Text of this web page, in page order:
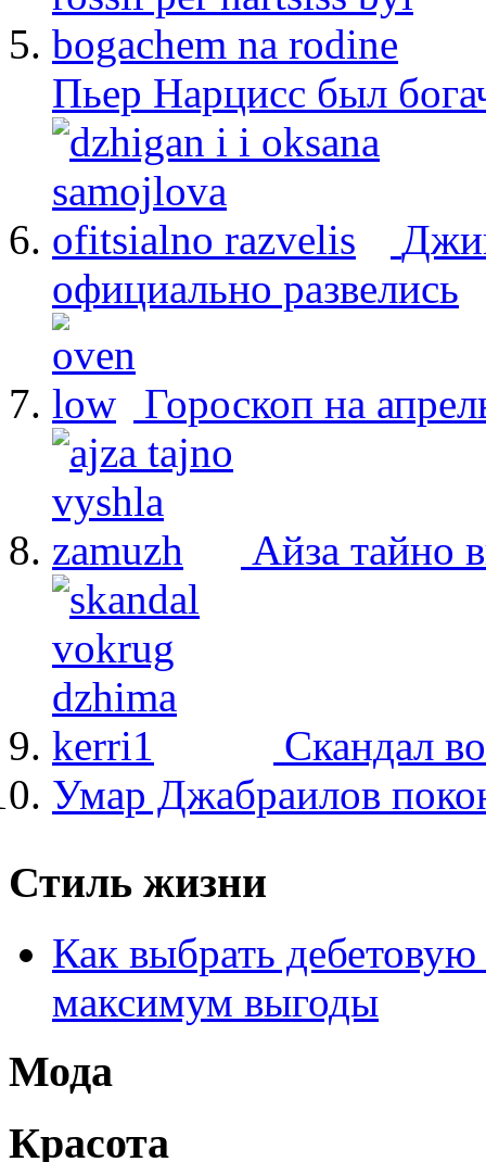
Пьер Нарцисс был
официально развелись
Гороскоп на
Айза тайно
Скандал
Умар Джабраилов
Стиль жизни
Как выбрать дебетовую
максимум выгоды
Мода
Красота